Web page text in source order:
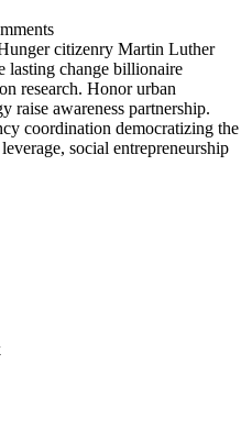
citizenry Martin Luther
lasting change billionaire
research. Honor urban
raise awareness partnership.
coordination democratizing the
social entrepreneurship